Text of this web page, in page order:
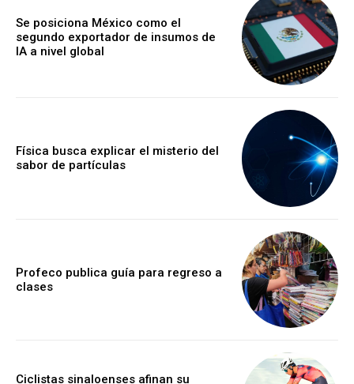
Se posiciona México como el
segundo exportador de insumos de
IA a nivel global
Física busca explicar el misterio del
sabor de partículas
Profeco publica guía para regreso a
clases
Ciclistas sinaloenses afinan su